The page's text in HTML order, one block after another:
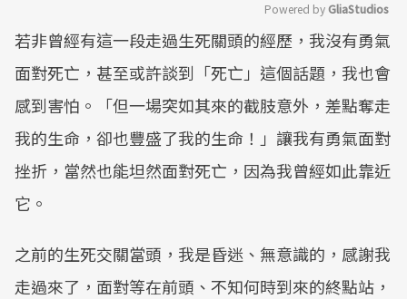
Mute
Powered by GliaStudios
若非曾經有這一段走過生死關頭的經歷，我沒有勇氣
面對死亡，甚至或許談到「死亡」這個話題，我也會
感到害怕。「但一場突如其來的截肢意外，差點奪走
我的生命，卻也豐盛了我的生命！」讓我有勇氣面對
挫折，當然也能坦然面對死亡，因為我曾經如此靠近
它。
之前的生死交關當頭，我是昏迷、無意識的，感謝我
走過來了，面對等在前頭、不知何時到來的終點站，